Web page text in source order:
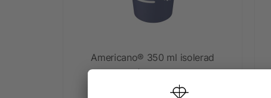
Americano® 350 ml isolerad
termos
+ Mer